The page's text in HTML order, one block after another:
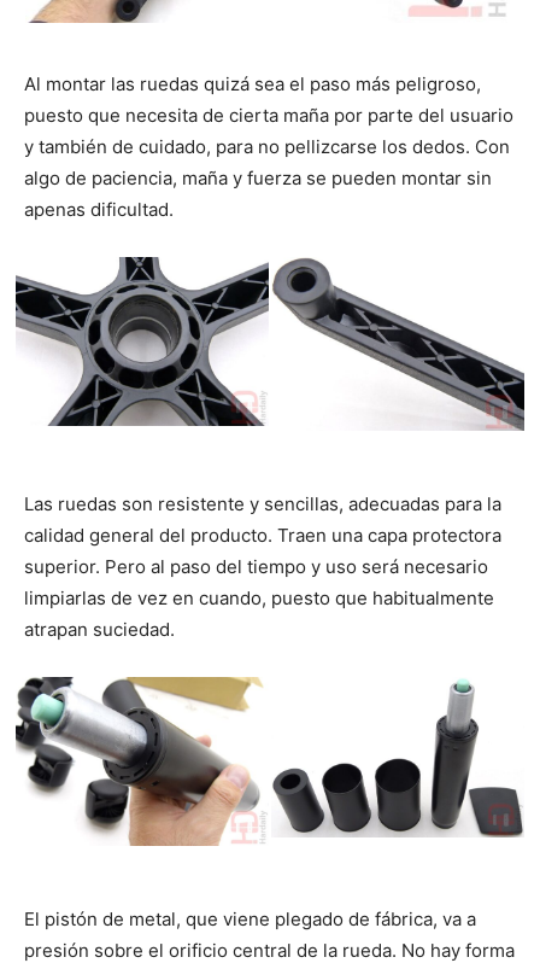
Al montar las ruedas quizá sea el paso más peligroso,
puesto que necesita de cierta maña por parte del usuario
y también de cuidado, para no pellizcarse los dedos. Con
algo de paciencia, maña y fuerza se pueden montar sin
apenas dificultad.
Las ruedas son resistente y sencillas, adecuadas para la
calidad general del producto. Traen una capa protectora
superior. Pero al paso del tiempo y uso será necesario
limpiarlas de vez en cuando, puesto que habitualmente
atrapan suciedad.
El pistón de metal, que viene plegado de fábrica, va a
presión sobre el orificio central de la rueda. No hay forma